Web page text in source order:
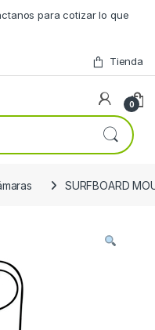
para cotizar lo que
Tienda
0
SURFBOARD